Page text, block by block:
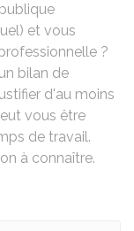
et vous
?
bilan de
d'au moins
vous être
de travail.
à connaître.